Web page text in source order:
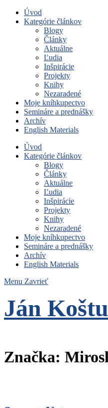
Úvod
Kategórie článkov
Blogy
Články
Aktuálne
Ľudia
Inšpirácie
Projekty
Knihy
Nezaradené
Moje kníhkupectvo
Semináre a prednášky
Archív
English Materials
Úvod
Kategórie článkov
Blogy
Články
Aktuálne
Ľudia
Inšpirácie
Projekty
Knihy
Nezaradené
Moje kníhkupectvo
Semináre a prednášky
Archív
English Materials
Menu Zavrieť
Ján
Značka: